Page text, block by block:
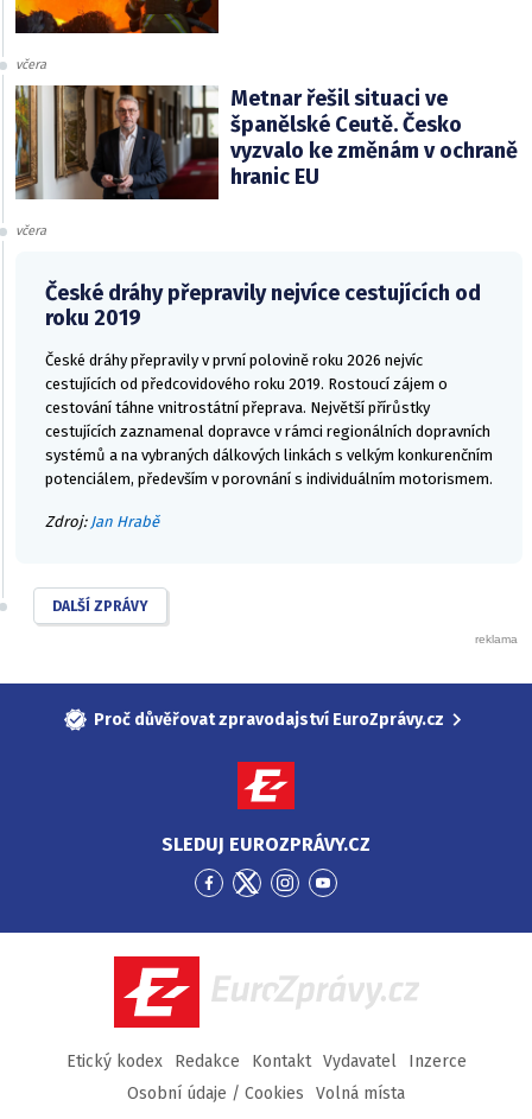
včera
Metnar řešil situaci ve
španělské Ceutě. Česko
vyzvalo ke změnám v ochraně
hranic EU
včera
České dráhy přepravily nejvíce cestujících od
roku 2019
České dráhy přepravily v první polovině roku 2026 nejvíc
cestujících od předcovidového roku 2019. Rostoucí zájem o
cestování táhne vnitrostátní přeprava. Největší přírůstky
cestujících zaznamenal dopravce v rámci regionálních dopravních
systémů a na vybraných dálkových linkách s velkým konkurenčním
potenciálem, především v porovnání s individuálním motorismem.
Zdroj: Jan Hrabě
DALŠÍ ZPRÁVY
Proč důvěřovat zpravodajství EuroZprávy.cz
SLEDUJ EUROZPRÁVY.CZ
Přejít
Facebook
Přejít
Twitter
Přejít
Instagram
Přejít
YouTube
EuroZprávy.cz
Etický kodex Redakce Kontakt Vydavatel
Inzerce
Osobní údaje / Cookies
Volná místa